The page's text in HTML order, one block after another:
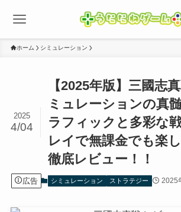
ホーム シミュレーション
【2025年版】三國志
ミュレーションの真
ラフィックと多彩な
レイで無課金でも楽
徹底レビュー！！
2025
4/04
広告 シミュレーション ストラテジー 2025